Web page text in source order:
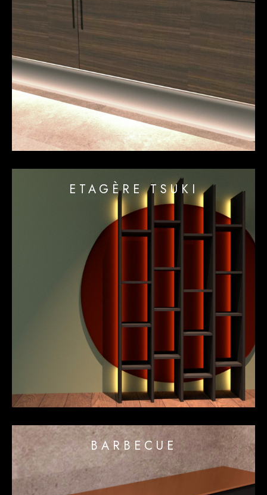
ETAGÈRE TSUKI
BARBECUE